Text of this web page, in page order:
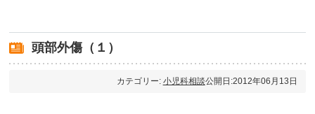
頭部外傷（１）
カテゴリー: 小児科相談公開日:2012年06月13日